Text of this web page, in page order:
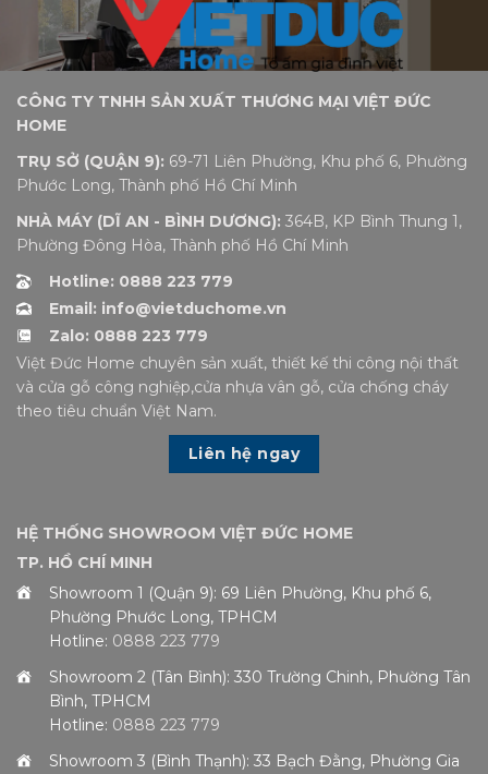
CÔNG TY TNHH SẢN XUẤT THƯƠNG MẠI VIỆT ĐỨC
HOME
TRỤ SỞ (QUẬN 9): 69-71 Liên Phường, Khu phố 6, Phường
Phước Long, Thành phố Hồ Chí Minh
NHÀ MÁY (DĨ AN - BÌNH DƯƠNG): 364B, KP Bình Thung 1,
Phường Đông Hòa, Thành phố Hồ Chí Minh
Hotline: 0888 223 779
Email: info@vietduchome.vn
Zalo: 0888 223 779
Việt Đức Home chuyên sản xuất, thiết kế thi công nội thất
và cửa gỗ công nghiệp,cửa nhựa vân gỗ, cửa chống cháy
theo tiêu chuẩn Việt Nam.
Liên hệ ngay
HỆ THỐNG SHOWROOM VIỆT ĐỨC HOME
TP. HỒ CHÍ MINH
Showroom 1 (Quận 9): 69 Liên Phường, Khu phố 6,
Phường Phước Long, TPHCM
Hotline: 0888 223 779
Showroom 2 (Tân Bình): 330 Trường Chinh, Phường Tân
Bình, TPHCM
Hotline: 0888 223 779
Showroom 3 (Bình Thạnh): 33 Bạch Đằng, Phường Gia